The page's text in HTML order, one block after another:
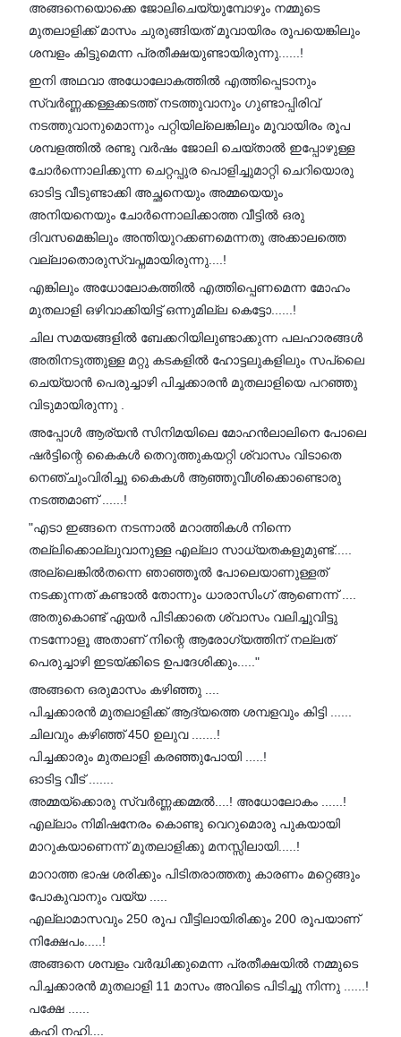
അങ്ങനെയൊക്കെ ജോലിചെയ്യുമ്പോഴും നമ്മുടെ
മുതലാളിക്ക് മാസം ചുരുങ്ങിയത് മൂവായിരം രൂപയെങ്കിലും
ശമ്പളം കിട്ടുമെന്ന പ്രതീക്ഷയുണ്ടായിരുന്നു......!
ഇനി അഥവാ അധോലോകത്തിൽ എത്തിപ്പെടാനും
സ്വർണ്ണക്കള്ളക്കടത്ത് നടത്തുവാനും ഗുണ്ടാപ്പിരിവ്
നടത്തുവാനുമൊന്നും പറ്റിയില്ലെങ്കിലും മൂവായിരം രൂപ
ശമ്പളത്തിൽ രണ്ടു വർഷം ജോലി ചെയ്താൽ ഇപ്പോഴുള്ള
ചോർന്നൊലിക്കുന്ന ചെറ്റപ്പുര പൊളിച്ചുമാറ്റി ചെറിയൊരു
ഓടിട്ട വീടുണ്ടാക്കി അച്ഛനെയും അമ്മയെയും
അനിയനെയും ചോർന്നൊലിക്കാത്ത വീട്ടിൽ ഒരു
ദിവസമെങ്കിലും അന്തിയുറക്കണമെന്നതു അക്കാലത്തെ
വല്ലാതൊരുസ്വപ്നമായിരുന്നു....!
എങ്കിലും അധോലോകത്തിൽ എത്തിപ്പെണമെന്ന മോഹം
മുതലാളി ഒഴിവാക്കിയിട്ട് ഒന്നുമില്ല കെട്ടോ......!
ചില സമയങ്ങളിൽ ബേക്കറിയിലുണ്ടാക്കുന്ന പലഹാരങ്ങൾ
അതിനടുത്തുള്ള മറ്റു കടകളിൽ ഹോട്ടലുകളിലും സപ്ലൈ
ചെയ്യാൻ പെരുച്ചാഴി പിച്ചക്കാരൻ മുതലാളിയെ പറഞ്ഞു
വിടുമായിരുന്നു .
അപ്പോൾ ആര്യൻ സിനിമയിലെ മോഹൻലാലിനെ പോലെ
ഷർട്ടിന്റെ കൈകൾ തെറുത്തുകയറ്റി ശ്വാസം വിടാതെ
നെഞ്ചുംവിരിച്ചു കൈകൾ ആഞ്ഞുവീശിക്കൊണ്ടൊരു
നടത്തമാണ് ......!
"എടാ ഇങ്ങനെ നടന്നാൽ മറാത്തികൾ നിന്നെ
തല്ലിക്കൊല്ലുവാനുള്ള എല്ലാ സാധ്യതകളുമുണ്ട്.....
അല്ലെങ്കിൽതന്നെ ഞാഞ്ഞൂൽ പോലെയാണുള്ളത്
നടക്കുന്നത് കണ്ടാൽ തോന്നും ധാരാസിംഗ് ആണെന്ന് ....
അതുകൊണ്ട് ഏയർ പിടിക്കാതെ ശ്വാസം വലിച്ചുവിട്ടു
നടന്നോളൂ അതാണ് നിന്റെ ആരോഗ്യത്തിന് നല്ലത്
പെരുച്ചാഴി ഇടയ്ക്കിടെ ഉപദേശിക്കും....."
അങ്ങനെ ഒരുമാസം കഴിഞ്ഞു ....
പിച്ചക്കാരൻ മുതലാളിക്ക് ആദ്യത്തെ ശമ്പളവും കിട്ടി ......
ചിലവും കഴിഞ്ഞ് 450 ഉലുവ .......!
പിച്ചക്കാരും മുതലാളി കരഞ്ഞുപോയി .....!
ഓടിട്ട വീട് .......
അമ്മയ്ക്കൊരു സ്വർണ്ണക്കമ്മൽ....! അധോലോകം ......!
എല്ലാം നിമിഷനേരം കൊണ്ടു വെറുമൊരു പുകയായി
മാറുകയാണെന്ന് മുതലാളിക്കു മനസ്സിലായി.....!
മാറാത്ത ഭാഷ ശരിക്കും പിടിതരാത്തതു കാരണം മറ്റെങ്ങും
പോകുവാനും വയ്യ .....
എല്ലാമാസവും 250 രൂപ വീട്ടിലായിരിക്കും 200 രൂപയാണ്
നിക്ഷേപം.....!
അങ്ങനെ ശമ്പളം വർദ്ധിക്കുമെന്ന പ്രതീക്ഷയിൽ നമ്മുടെ
പിച്ചക്കാരൻ മുതലാളി 11 മാസം അവിടെ പിടിച്ചു നിന്നു ......!
പക്ഷേ ......
കഹി നഹി....